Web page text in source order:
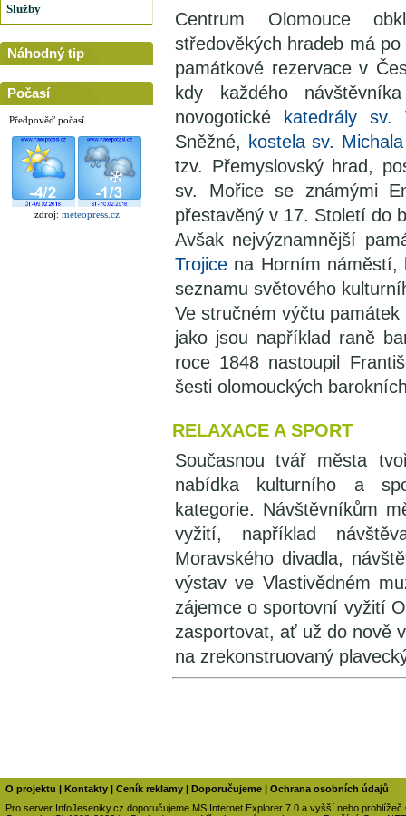
Služby
Náhodný tip
Počasí
Předpověď počasí
zdroj: meteopress.cz
Centrum Olomouce
středověkých hradeb má po
památkové rezervace v
kdy každého
novogotické
katedrály sv.
Sněžné, kostela sv. Michala
tzv. Přemyslovský hrad,
sv. Mořice se známými
přestavěný v 17. Století do
Avšak nejvýznamnější
Trojice na Horním náměstí,
seznamu světového
Ve stručném výčtu
jako jsou například raně
roce 1848 nastoupil
šesti olomouckých
RELAXACE A SPORT
Současnou tvář města
nabídka kulturního a
kategorie. Návštěvníkům
vyžití, například
Moravského divadla,
výstav ve Vlastivědném
zájemce o sportovní vyžití
zasportovat, ať už do nově
na zrekonstruovaný
O projektu | Kontakty | Ceník reklamy | Doporučujeme | Ochrana osobních údajů
Pro server InfoJeseniky.cz doporučujeme MS Internet Explorer 7.0 a vyšší nebo prohlížeč